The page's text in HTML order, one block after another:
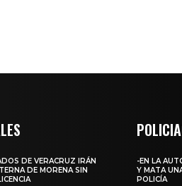
DE VERACRUZ IRÁN
DE MORENA SIN
-EN LA
Y MATA
POLICÍA